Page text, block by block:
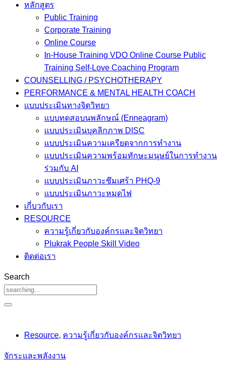
หลักสูตร
Public Training
Corporate Training
Online Course
In-House Training VDO Online Course Public
Training Self-Love Coaching Program
COUNSELLING / PSYCHOTHERAPY
PERFORMANCE & MENTAL HEALTH COACH
แบบประเมินทางจิตวิทยา
แบบทดสอบนพลักษณ์ (Enneagram)
แบบประเมินบุคลิกภาพ DISC
แบบประเมินความเครียดจากการทำงาน
แบบประเมินความพร้อมทักษะมนุษย์ในการทำงาน
ร่วมกับ AI
แบบประเมินภาวะซึมเศร้า PHQ-9
แบบประเมินภาวะหมดไฟ
เกี่บวกับเรา
RESOURCE
ความรู้เกี่ยวกับองค์กรและจิตวิทยา
Plukrak People Skill Video
ติดต่อเรา
Search
Resource, ความรู้เกี่ยวกับองค์กรและจิตวิทยา
จักระและพลังงาน